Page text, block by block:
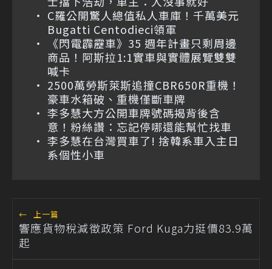
C羅公開驚人總值私人車庫！千萬美元
Bugatti Centodieci領軍
《閃電霹靂車》35 週年計畫只剩周邊
商品！阿斯拉1:1實車與實體展覽雙雙
喊卡
2500萬勞斯萊斯追撞CBR650R重機！
豪車水箱破、重機僅斷車牌
李多慧大方公開車牌號碼揭背後含
意！粉絲讚：忘記停哪還能幫忙找車
李多慧在台灣買車了! 捨韓系車入主日
系個性小車
← 上一篇
響應貨物稅減徵政策 Ford Kuga力挺價83.9萬
起